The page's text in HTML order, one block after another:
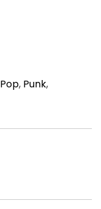
Pop, Punk,